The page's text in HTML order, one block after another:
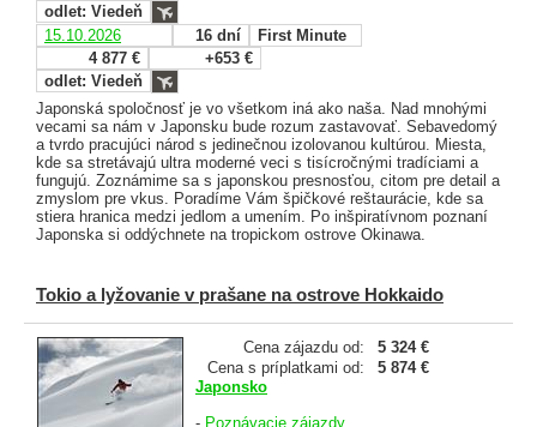
odlet: Viedeň
15.10.2026
16 dní
First Minute
4 877 €
+653 €
odlet: Viedeň
Japonská spoločnosť je vo všetkom iná ako naša. Nad mnohými
vecami sa nám v Japonsku bude rozum zastavovať. Sebavedomý
a tvrdo pracujúci národ s jedinečnou izolovanou kultúrou. Miesta,
kde sa stretávajú ultra moderné veci s tisícročnými tradíciami a
fungujú. Zoznámime sa s japonskou presnosťou, citom pre detail a
zmyslom pre vkus. Poradíme Vám špičkové reštaurácie, kde sa
stiera hranica medzi jedlom a umením. Po inšpiratívnom poznaní
Japonska si oddýchnete na tropickom ostrove Okinawa.
Tokio a lyžovanie v prašane na ostrove Hokkaido
Cena zájazdu od:
5 324 €
Cena s príplatkami od:
5 874 €
Japonsko
- Poznávacie zájazdy